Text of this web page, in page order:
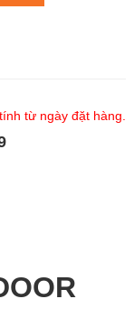
từ ngày đặt hàng.